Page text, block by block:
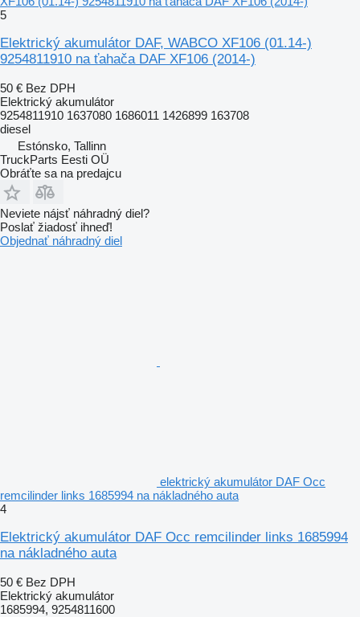
5
Elektrický akumulátor DAF, WABCO XF106 (01.14-)
9254811910 na ťahača DAF XF106 (2014-)
50 € Bez DPH
Elektrický akumulátor
9254811910 1637080 1686011 1426899 163708
diesel
Estónsko, Tallinn
TruckParts Eesti OÜ
Obráťte sa na predajcu
Neviete nájsť náhradný diel?
Poslať žiadosť ihneď!
Objednať náhradný diel
elektrický akumulátor DAF Occ
remcilinder links 1685994 na nákladného auta
4
Elektrický akumulátor DAF Occ remcilinder links 1685994
na nákladného auta
50 € Bez DPH
Elektrický akumulátor
1685994, 9254811600